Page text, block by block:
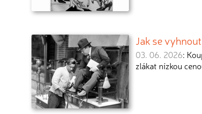
Jak se
03. 06. 2026:
zlákat nízkou